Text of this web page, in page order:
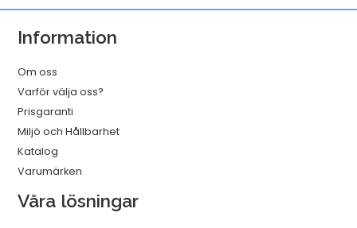
320mmx114m
mängd
Information
Om oss
Varför välja oss?
Prisgaranti
Miljö och Hållbarhet
Katalog
Varumärken
Våra lösningar